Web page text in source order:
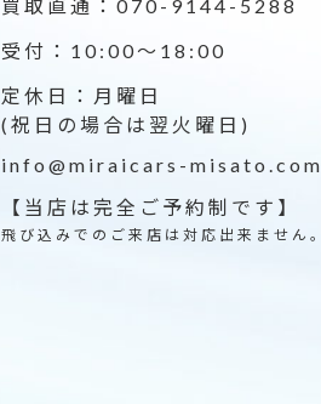
買取直通：070-9144-5288
受付：10:00～18:00
定休日：月曜日
(祝日の場合は翌火曜日)
info@miraicars-misato.com
【当店は完全ご予約制です】
飛び込みでのご来店は対応出来ません。